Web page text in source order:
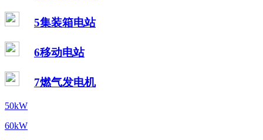
5集装箱电站
6移动电站
7燃气发电机
50kW
60kW